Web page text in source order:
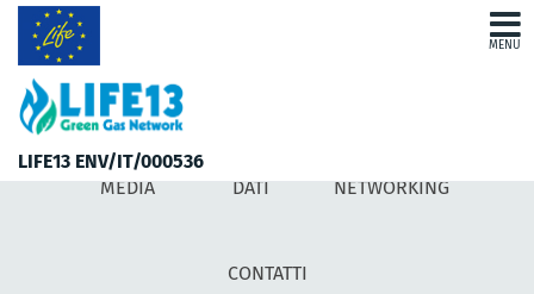
LIFE13 ENV/IT/000536
MENU
MILESTONE
MILESTONE
MEDIA DATI NETWORKING
CONTATTI